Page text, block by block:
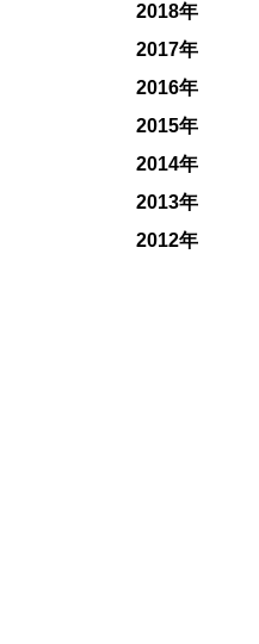
2018年
2017年
2016年
2015年
2014年
2013年
2012年